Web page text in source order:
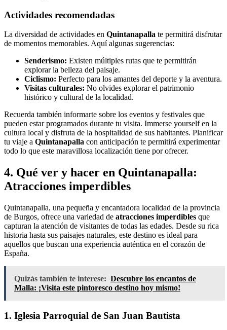
Actividades recomendadas
La diversidad de actividades en Quintanapalla te permitirá disfrutar
de momentos memorables. Aquí algunas sugerencias:
Senderismo: Existen múltiples rutas que te permitirán
explorar la belleza del paisaje.
Ciclismo: Perfecto para los amantes del deporte y la aventura.
Visitas culturales: No olvides explorar el patrimonio
histórico y cultural de la localidad.
Recuerda también informarte sobre los eventos y festivales que
pueden estar programados durante tu visita. Immerse yourself en la
cultura local y disfruta de la hospitalidad de sus habitantes. Planificar
tu viaje a Quintanapalla con anticipación te permitirá experimentar
todo lo que este maravillosa localización tiene por ofrecer.
4. Qué ver y hacer en Quintanapalla:
Atracciones imperdibles
Quintanapalla, una pequeña y encantadora localidad de la provincia
de Burgos, ofrece una variedad de atracciones imperdibles que
capturan la atención de visitantes de todas las edades. Desde su rica
historia hasta sus paisajes naturales, este destino es ideal para
aquellos que buscan una experiencia auténtica en el corazón de
España.
Quizás también te interese: Descubre los encantos de
Malla: ¡Visita este pintoresco destino hoy mismo!
1. Iglesia Parroquial de San Juan Bautista